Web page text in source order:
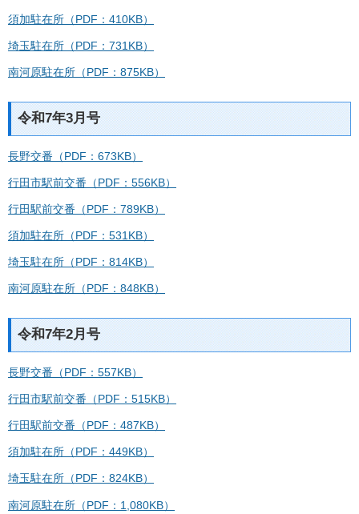
須加駐在所（PDF：410KB）
埼玉駐在所（PDF：731KB）
南河原駐在所（PDF：875KB）
令和7年3月号
長野交番（PDF：673KB）
行田市駅前交番（PDF：556KB）
行田駅前交番（PDF：789KB）
須加駐在所（PDF：531KB）
埼玉駐在所（PDF：814KB）
南河原駐在所（PDF：848KB）
令和7年2月号
長野交番（PDF：557KB）
行田市駅前交番（PDF：515KB）
行田駅前交番（PDF：487KB）
須加駐在所（PDF：449KB）
埼玉駐在所（PDF：824KB）
南河原駐在所（PDF：1,080KB）